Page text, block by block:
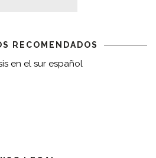
RECOMENDADOS
en el sur español